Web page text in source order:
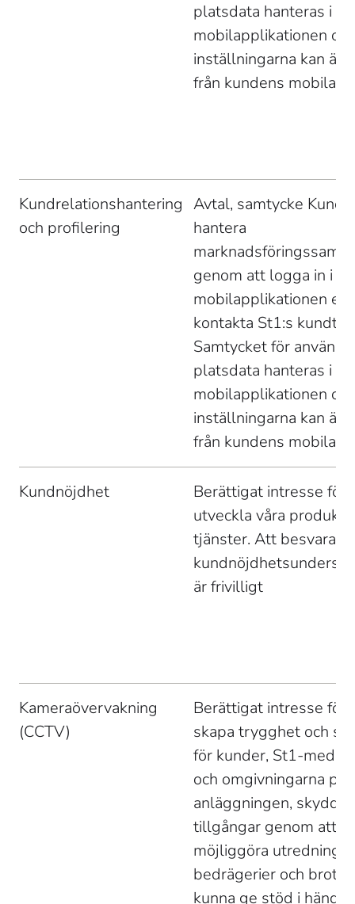
platsdata hanteras i
mobilapplikationen
inställningarna kan
från kundens mobila
Kundrelationshantering
och profilering
Avtal, samtycke
hantera
genom att logga in i
mobilapplikationen
kontakta St1:s
Samtycket för
platsdata hanteras i
mobilapplikationen
inställningarna kan
från kundens mobila
Kundnöjdhet
Berättigat intresse för
utveckla våra
tjänster. Att besvara
är frivilligt
Kameraövervakning
(CCTV)
Berättigat intresse för
skapa trygghet och
för kunder, St1-
och omgivningarna på
anläggningen, skydda
tillgångar genom att
möjliggöra
bedrägerier och brott
kunna ge stöd i